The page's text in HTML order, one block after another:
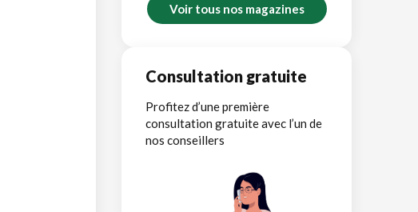
Voir tous nos magazines
Consultation gratuite
Profitez d’une première
consultation gratuite avec l’un de
nos conseillers